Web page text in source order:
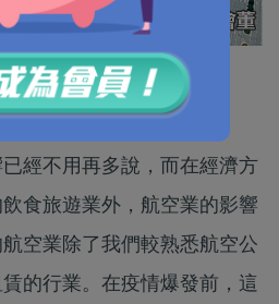
評論員協會會董甘文鋒
經不用再多說，而在經濟方
食旅遊業外，航空業的影響
空業除了我們較熟悉航空公
的行業。在疫情爆發前，這